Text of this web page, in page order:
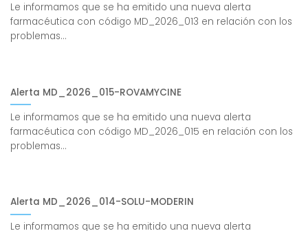
Le informamos que se ha emitido una nueva alerta
farmacéutica con código MD_2026_013 en relación con los
problemas...
Alerta MD_2026_015-ROVAMYCINE
Le informamos que se ha emitido una nueva alerta
farmacéutica con código MD_2026_015 en relación con los
problemas...
Alerta MD_2026_014-SOLU-MODERIN
Le informamos que se ha emitido una nueva alerta